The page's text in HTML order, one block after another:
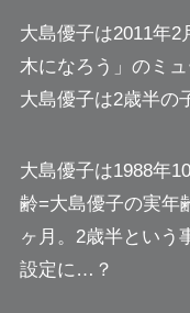
大島優子は2011年2
木になろう」のミ
大島優子は2歳半の
大島優子は1988年
齢=大島優子の実年
ヶ月。2歳半という
設定に…？